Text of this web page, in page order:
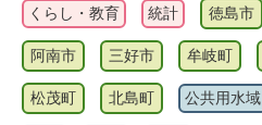
くらし・教育 統計 徳島市
阿南市 三好市 牟岐町
松茂町 北島町 公共用水域